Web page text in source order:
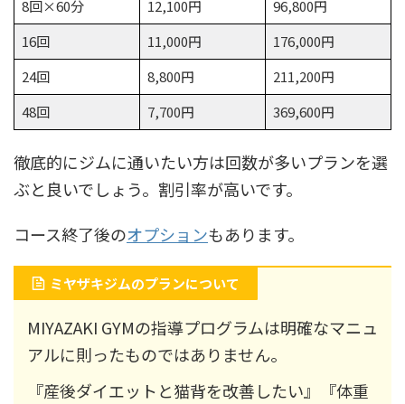
8回×60分 12,100円
96,800円
16回
11,000円
176,000円
24回
8,800円
211,200円
48回
7,700円 369,600円
徹底的にジムに通いたい方は回数が多いプランを選
ぶと良いでしょう。割引率が高いです。
コース終了後のオプションもあります。
ミヤザキジムのプランについて
MIYAZAKI GYMの指導プログラムは明確なマニュ
アルに則ったものではありません。
『産後ダイエットと猫背を改善したい』『体重